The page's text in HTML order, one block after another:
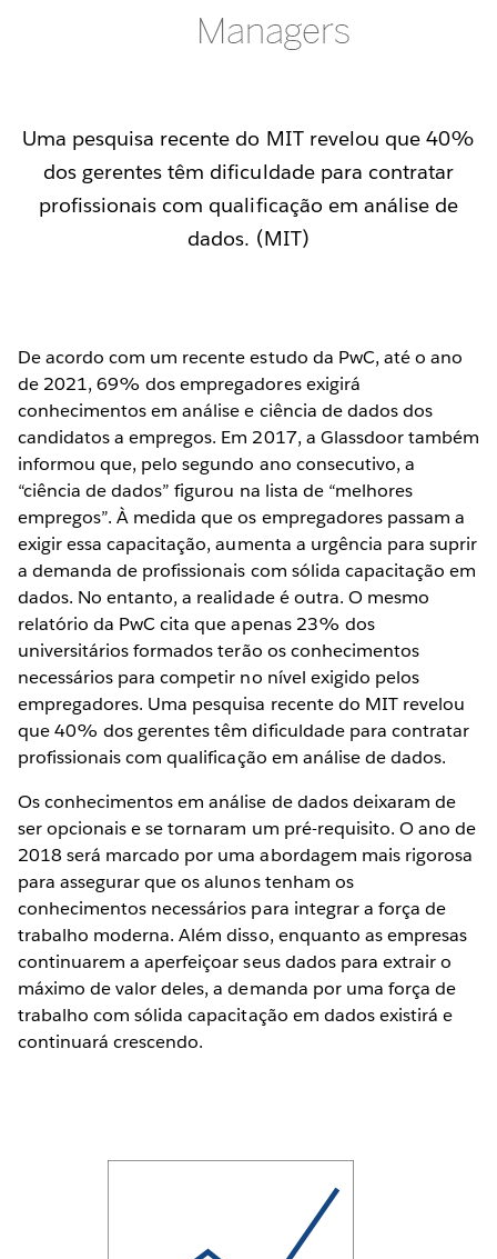
Uma pesquisa recente do MIT revelou que 40%
dos gerentes têm dificuldade para contratar
profissionais com qualificação em análise de
dados. (MIT)
De acordo com um recente estudo da PwC, até o ano
de 2021, 69% dos empregadores exigirá
conhecimentos em análise e ciência de dados dos
candidatos a empregos. Em 2017, a Glassdoor também
informou que, pelo segundo ano consecutivo, a
“ciência de dados” figurou na lista de “melhores
empregos”. À medida que os empregadores passam a
exigir essa capacitação, aumenta a urgência para suprir
a demanda de profissionais com sólida capacitação em
dados. No entanto, a realidade é outra. O mesmo
relatório da PwC cita que apenas 23% dos
universitários formados terão os conhecimentos
necessários para competir no nível exigido pelos
empregadores. Uma pesquisa recente do MIT revelou
que 40% dos gerentes têm dificuldade para contratar
profissionais com qualificação em análise de dados.
Os conhecimentos em análise de dados deixaram de
ser opcionais e se tornaram um pré-requisito. O ano de
2018 será marcado por uma abordagem mais rigorosa
para assegurar que os alunos tenham os
conhecimentos necessários para integrar a força de
trabalho moderna. Além disso, enquanto as empresas
continuarem a aperfeiçoar seus dados para extrair o
máximo de valor deles, a demanda por uma força de
trabalho com sólida capacitação em dados existirá e
continuará crescendo.